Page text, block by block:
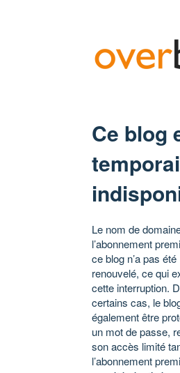
Ce blog
Le nom de
l’abonnement
ce blog n’a pas été
renouvelé, ce qui
cette interruption.
certains cas, le
également être
un mot de passe,
son accès limité
l’abonnement